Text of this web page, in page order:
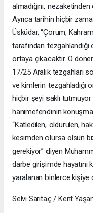
almadığını,
Ayrıca tarihin hiçbir
Üsküdar, “Çorum,
tarafından
ortaya çıkacaktır. O
17/25 Aralık tezgahları
ve kimlerin tezgahladığı
hiçbir şeyi saklı tutmuyor
hanımefendinin
“Katledilen, öldürülen,
kesimden olursa olsun
gerekiyor” diyen
darbe girişimde hayatını
yaralanan binlerce kişiye
Selvi Sarıtaç / Kent